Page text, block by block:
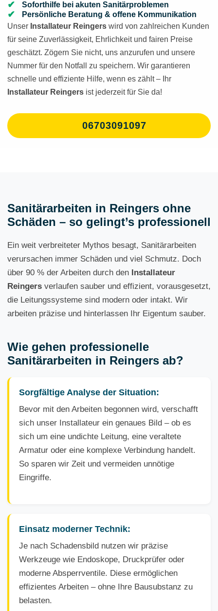
Soforthilfe bei akuten Sanitärproblemen
Persönliche Beratung & offene Kommunikation
Unser Installateur Reingers wird von zahlreichen Kunden
für seine Zuverlässigkeit, Ehrlichkeit und fairen Preise
geschätzt. Zögern Sie nicht, uns anzurufen und unsere
Nummer für den Notfall zu speichern. Wir garantieren
schnelle und effiziente Hilfe, wenn es zählt – Ihr
Installateur Reingers ist jederzeit für Sie da!
06703091097
Sanitärarbeiten in Reingers ohne
Schäden – so gelingt’s professionell
Ein weit verbreiteter Mythos besagt, Sanitärarbeiten
verursachen immer Schäden und viel Schmutz. Doch
über 90 % der Arbeiten durch den Installateur
Reingers verlaufen sauber und effizient, vorausgesetzt,
die Leitungssysteme sind modern oder intakt. Wir
arbeiten präzise und hinterlassen Ihr Eigentum sauber.
Wie gehen professionelle
Sanitärarbeiten in Reingers ab?
Sorgfältige Analyse der Situation:
Bevor mit den Arbeiten begonnen wird, verschafft
sich unser Installateur ein genaues Bild – ob es
sich um eine undichte Leitung, eine veraltete
Armatur oder eine komplexe Verbindung handelt.
So sparen wir Zeit und vermeiden unnötige
Eingriffe.
Einsatz moderner Technik:
Je nach Schadensbild nutzen wir präzise
Werkzeuge wie Endoskope, Druckprüfer oder
moderne Absperrventile. Diese ermöglichen
effizientes Arbeiten – ohne Ihre Bausubstanz zu
belasten.